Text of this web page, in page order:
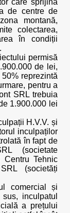
care sprijină
de centre de
montană,
colectarea,
în condiții
permisă
de lei,
reprezintă
pentru a
SRL trebuia
1.900.000 lei
H.V.V. și
inculpaților
în fapt de
(societate
Centru Tehnic
(societăți
comercial și
inculpatul
a prețului